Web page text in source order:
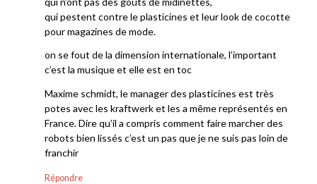
qui pestent contre le plasticines et leur look de cocotte
pour magazines de mode.
on se fout de la dimension internationale, l’important
c’est la musique et elle est en toc
Maxime schmidt, le manager des plasticines est très
potes avec les kraftwerk et les a même représentés en
France. Dire qu’il a compris comment faire marcher des
robots bien lissés c’est un pas que je ne suis pas loin de
franchir
Répondre